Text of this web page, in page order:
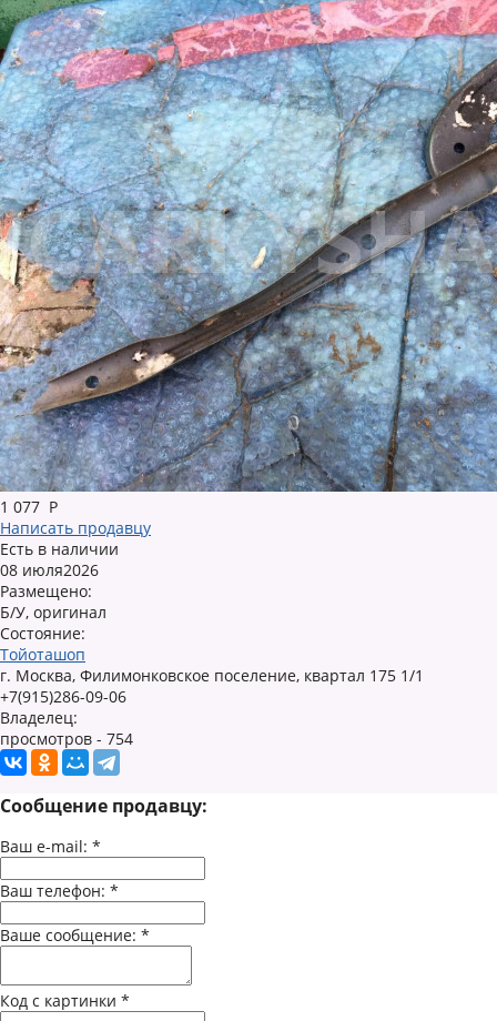
1 077 Р
Написать продавцу
Есть в наличии
08 июля2026
Размещено:
Б/У, оригинал
Состояние:
Тойоташоп
г. Москва, Филимонковское поселение, квартал 175 1/1
+7(915)286-09-06
Владелец:
просмотров - 754
Сообщение продавцу:
Ваш e-mail: *
Ваш телефон: *
Ваше сообщение: *
Код с картинки *